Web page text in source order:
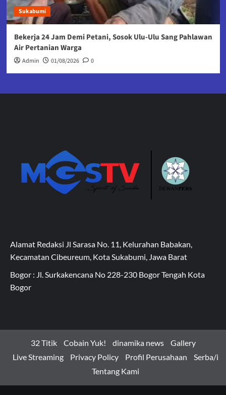
Sukabumi
Bekerja 24 Jam Demi Petani, Sosok Ulu-Ulu Sang Pahlawan
Air Pertanian Warga
Admin 01/08/2026 0
Alamat Redaksi Jl Sarasa No. 11, Kelurahan Babakan,
Kecamatan Cibeureum, Kota Sukabumi, Jawa Barat
Bogor : Jl. Surkakencana No 228-230 Bogor Tengah Kota
Bogor
32 Titik Cobain Yuk! dinamika news
Gallery
Live Streaming
Privacy Policy Profil Perusahaan
Serba/i
Tentang Kami